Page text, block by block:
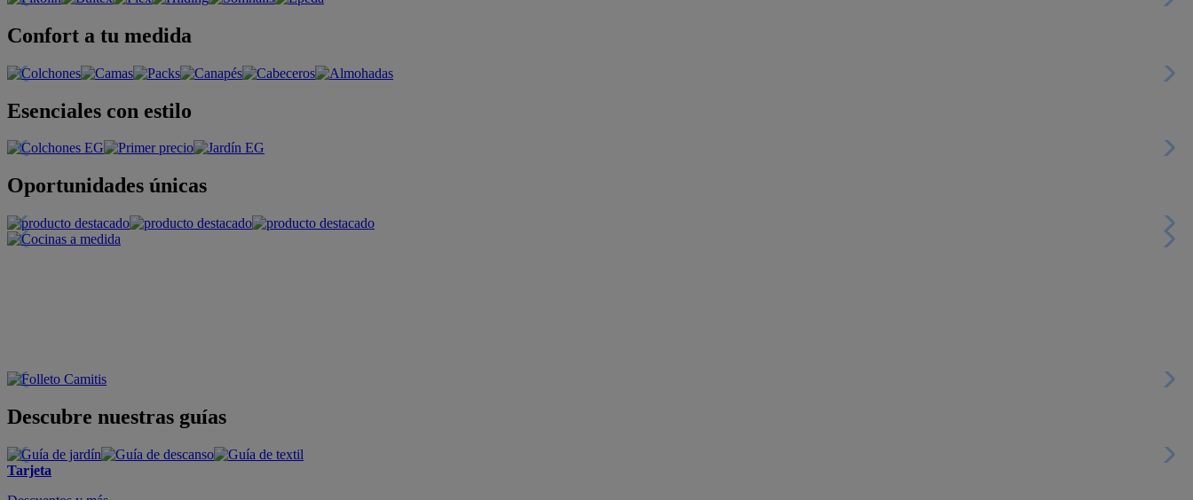
Confort a tu medida
Esenciales con estilo
Oportunidades únicas
Descubre nuestras guías
Tarjeta